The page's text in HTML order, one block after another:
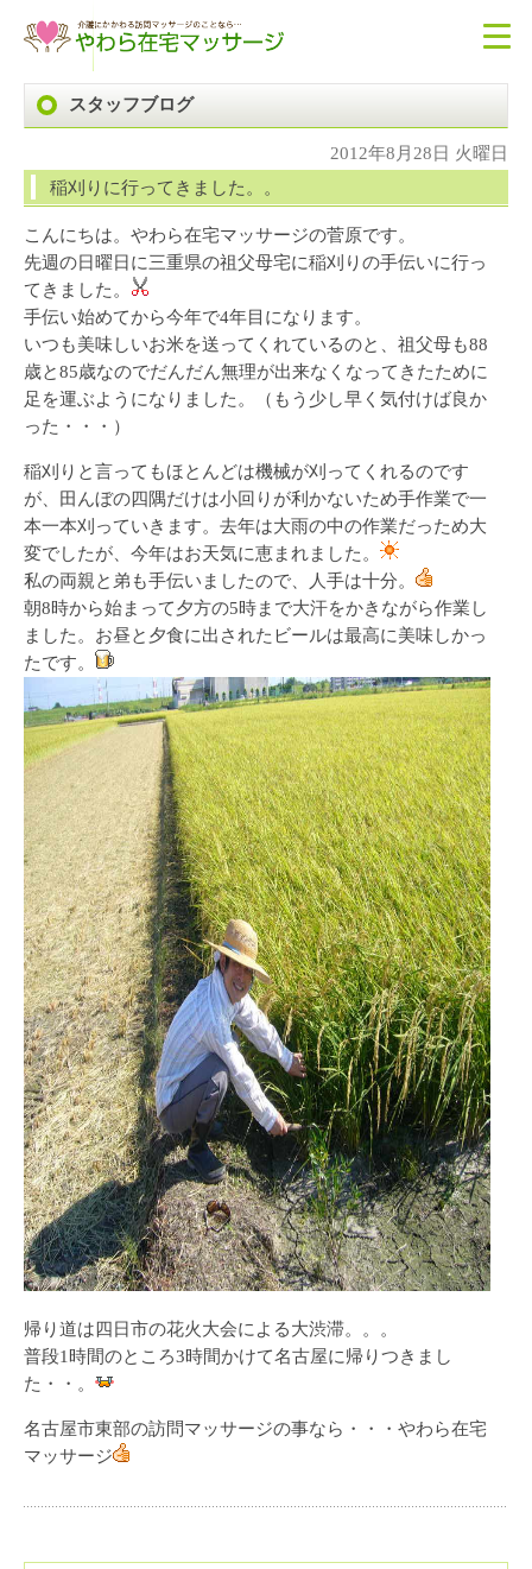
スタッフブログ
2012年8月28日 火曜日
稲刈りに行ってきました。。
こんにちは。やわら在宅マッサージの菅原です。
先週の日曜日に三重県の祖父母宅に稲刈りの手伝いに行っ
てきました。
手伝い始めてから今年で4年目になります。
いつも美味しいお米を送ってくれているのと、祖父母も88
歳と85歳なのでだんだん無理が出来なくなってきたために
足を運ぶようになりました。（もう少し早く気付けば良か
った・・・）
稲刈りと言ってもほとんどは機械が刈ってくれるのです
が、田んぼの四隅だけは小回りが利かないため手作業で一
本一本刈っていきます。去年は大雨の中の作業だっため大
変でしたが、今年はお天気に恵まれました。
私の両親と弟も手伝いましたので、人手は十分。
朝8時から始まって夕方の5時まで大汗をかきながら作業し
ました。お昼と夕食に出されたビールは最高に美味しかっ
たです。
帰り道は四日市の花火大会による大渋滞。。。
普段1時間のところ3時間かけて名古屋に帰りつきまし
た・・。
名古屋市東部の訪問マッサージの事なら・・・やわら在宅
マッサージ